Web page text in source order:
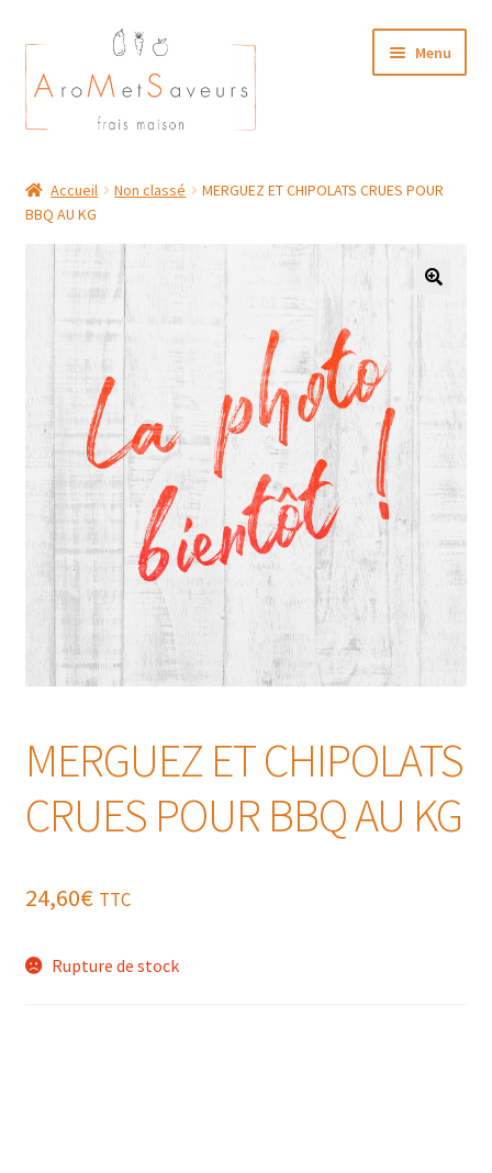
Aller
à
la
navigation
Aller
au
contenu
Menu
Plat du Jour/ Menu Week end
NOS BOUTIQUES
MON COMPTE
Accueil Non classé
MERGUEZ ET CHIPOLATS CRUES POUR
BBQ AU KG
MERGUEZ ET CHIPOLATS
CRUES POUR BBQ AU KG
24,60€ TTC
Rupture de stock